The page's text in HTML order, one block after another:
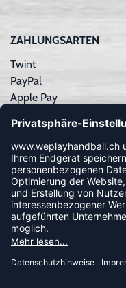
ZAHLUNGSARTEN
Twint
PayPal
Apple Pay
Kreditkarte
Rechnungskauf
NEWSLETTER